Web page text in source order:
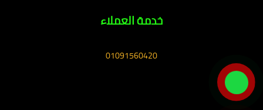
خدمة العملاء
01091560420